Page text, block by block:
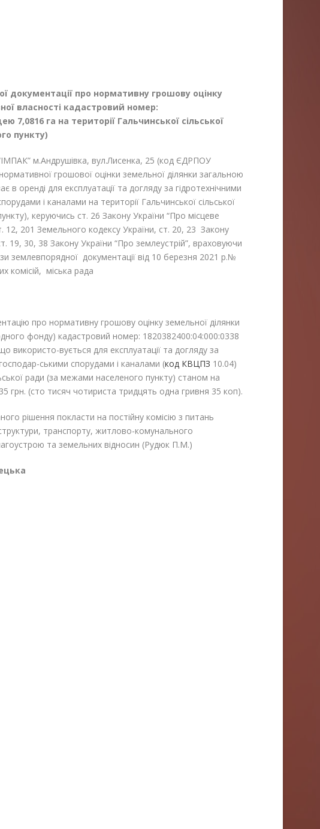
документації про нормативну грошову оцінку
власності кадастровий номер:
7,0816 га на території Гальчинської сільської
пункту)
м.Андрушівка, вул.Лисенка, 25 (код ЄДРПОУ
грошової оцінки земельної ділянки загальною
оренді для експлуатації та догляду за гідротехнічними
і каналами на території Гальчинської сільської
керуючись ст. 26 Закону України “Про місцеве
12, 201 Земельного кодексу України, ст. 20, 23 Закону
19, 30, 38 Закону України “Про землеустрій”, враховуючи
землевпорядної документації від 10 березня 2021 р.№
комісій, міська рада
про нормативну грошову оцінку земельної ділянки
фонду) кадастровий номер: 1820382400:04:000:0338
вується для експлуатації та догляду за
ськими спорудами і каналами (код КВЦПЗ 10.04)
ради (за межами населеного пункту) станом на
грн. (сто тисяч чотириста тридцять одна гривня 35 коп).
рішення покласти на постійну комісію з питань
транспорту, житлово-комунального
та земельних відносин (Рудюк П.М.)